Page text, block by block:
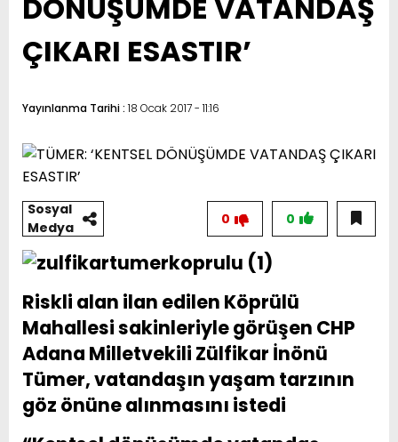
DÖNÜŞÜMDE VATANDAŞ
ÇIKARI ESASTIR’
Yayınlanma Tarihi : 18 Ocak 2017 - 11:16
Sosyal
Medya
0
0
Riskli alan ilan edilen Köprülü
Mahallesi sakinleriyle görüşen CHP
Adana Milletvekili Zülfikar İnönü
Tümer, vatandaşın yaşam tarzının
göz önüne alınmasını istedi